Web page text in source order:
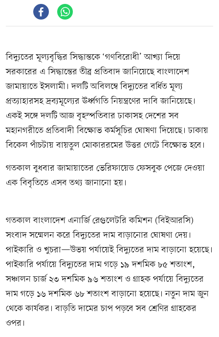
বিদ্যুতের মূল্যবৃদ্ধির সিদ্ধান্তকে ‘গণবিরোধী’ আখ্যা দিয়ে
সরকারের এ সিদ্ধান্তের তীব্র প্রতিবাদ জানিয়েছে বাংলাদেশ
জামায়াতে ইসলামী। দলটি অবিলম্বে বিদ্যুতের বর্ধিত মূল্য
প্রত্যাহারসহ দ্রব্যমূল্যের ঊর্ধ্বগতি নিয়ন্ত্রণের দাবি জানিয়েছে।
একই সঙ্গে দলটি আজ বৃহস্পতিবার ঢাকাসহ দেশের সব
মহানগরীতে প্রতিবাদী বিক্ষোভ কর্মসূচির ঘোষণা দিয়েছে। ঢাকায়
বিকেল পাঁচটায় বায়তুল মোকাররমের উত্তর গেটে বিক্ষোভ হবে।
গতকাল বুধবার জামায়াতের ভেরিফায়েড ফেসবুক পেজে দেওয়া
এক বিবৃতিতে এসব তথ্য জানানো হয়।
গতকাল বাংলাদেশ এনার্জি রেগুলেটরি কমিশন (বিইআরসি)
সংবাদ সম্মেলন করে বিদ্যুতের দাম বাড়ানোর ঘোষণা দেয়।
পাইকারি ও খুচরা—উভয় পর্যায়েই বিদ্যুতের দাম বাড়ানো হয়েছে।
পাইকারি পর্যায়ে বিদ্যুতের দাম গড়ে ১৯ দশমিক ৮৫ শতাংশ,
সঞ্চালন চার্জ ২৩ দশমিক ৯৬ শতাংশ ও গ্রাহক পর্যায়ে বিদ্যুতের
দাম গড়ে ১৬ দশমিক ৬৮ শতাংশ বাড়ানো হয়েছে। নতুন দাম জুন
থেকে কার্যকর। বাড়তি দামের চাপ পড়বে সব শ্রেণির গ্রাহকের
ওপর।